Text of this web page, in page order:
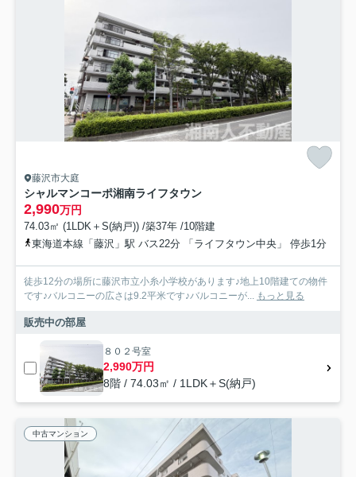
藤沢市大庭
シャルマンコーポ湘南ライフタウン
2,990万円
74.03㎡ (1LDK＋S(納戸)) /築37年 /10階建
東海道本線「藤沢」駅 バス22分 「ライフタウン中央」 停歩1分
徒歩12分の場所に藤沢市立小糸小学校があります♪地上10階建ての物件
です♪バルコニーの広さは9.2平米です♪バルコニーが... もっと見る
販売中の部屋
８０２号室
2,990万円
8階 / 74.03㎡ / 1LDK＋S(納戸)
中古マンション